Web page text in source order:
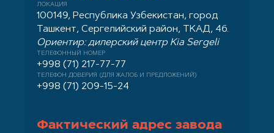
ЛОКАЦИЯ
100149, Республика Узбекистан, город
Ташкент, Сергелийский район, ТКАД, 46.
Ориентир: дилерский центр Kia Sergeli
ТЕЛЕФОННЫЙ НОМЕР
+998 (71) 217-77-77
ТЕЛЕФОН ДОВЕРИЯ (ДЛЯ ЖАЛОБ И ПРЕДЛОЖЕНИЙ)
+998 (71) 209-15-24
Фактический адрес завода